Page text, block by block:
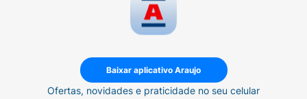
Baixar aplicativo Araujo
Ofertas, novidades e praticidade no seu celular